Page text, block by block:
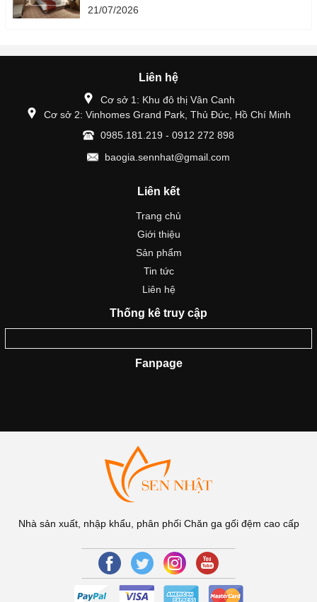
21/07/2026
Liên hệ
Cơ sở 1: Khu đô thị Vân Canh
Cơ sở 2: Vinhomes Grand Park, Thủ Đức, Hồ Chí Minh
0985.181.219 - 0912 272 898
baogia.sennhat@gmail.com
Liên kết
Trang chủ
Giới thiệu
Sản phẩm
Tin tức
Liên hệ
Thống kê truy cập
Fanpage
Nhà sản xuất, nhập khẩu, phân phối Chăn ga gối đệm cao cấp